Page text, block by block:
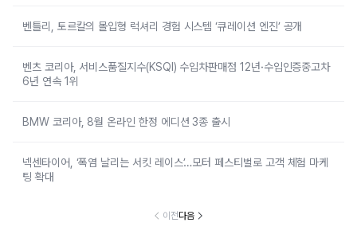
벤틀리, 토르칼의 몰입형 럭셔리 경험 시스템 ‘큐레이션 엔진’ 공개
벤츠 코리아, 서비스품질지수(KSQI) 수입차판매점 12년·수입인증중고차
6년 연속 1위
BMW 코리아, 8월 온라인 한정 에디션 3종 출시
넥센타이어, ‘폭염 날리는 서킷 레이스’…모터 페스티벌로 고객 체험 마케
팅 확대
이전다음